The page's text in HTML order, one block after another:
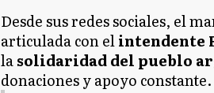
Desde sus redes sociales, el
articulada con elintendente
lasolidaridad del pueblo
donaciones y apoyo constante.